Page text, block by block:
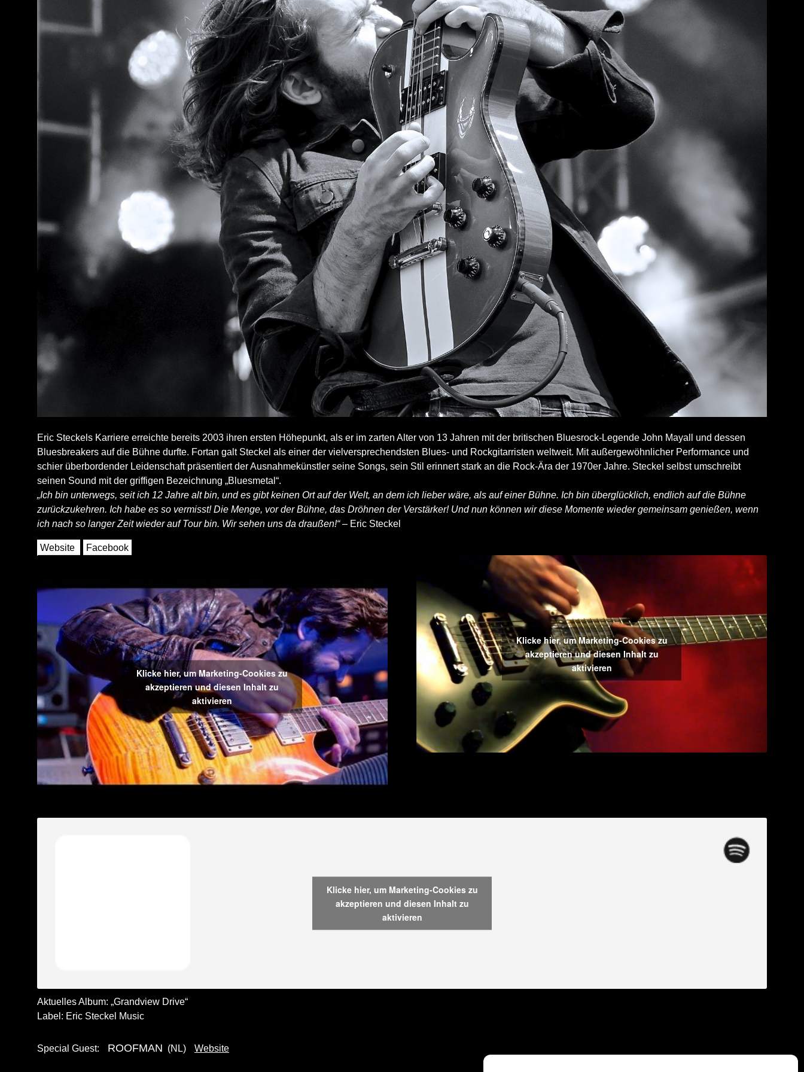
Eric Steckels Karriere erreichte bereits 2003 ihren ersten Höhepunkt, als er im zarten Alter von 13 Jahren mit der britischen Bluesrock-Legende John Mayall und dessen
Bluesbreakers auf die Bühne durfte. Fortan galt Steckel als einer der vielversprechendsten Blues- und Rockgitarristen weltweit. Mit außergewöhnlicher Performance und
schier überbordender Leidenschaft präsentiert der Ausnahmekünstler seine Songs, sein Stil erinnert stark an die Rock-Ära der 1970er Jahre. Steckel selbst umschreibt
seinen Sound mit der griffigen Bezeichnung „Bluesmetal“.
„Ich bin unterwegs, seit ich 12 Jahre alt bin, und es gibt keinen Ort auf der Welt, an dem ich lieber wäre, als auf einer Bühne. Ich bin überglücklich, endlich auf die Bühne
zurückzukehren. Ich habe es so vermisst! Die Menge, vor der Bühne, das Dröhnen der Verstärker! Und nun können wir diese Momente wieder gemeinsam genießen, wenn
ich nach so langer Zeit wieder auf Tour bin. Wir sehen uns da draußen!“– Eric Steckel
Website Facebook
Klicke hier, um Marketing-Cookies zu
akzeptieren und diesen Inhalt zu
aktivieren
Klicke hier, um Marketing-Cookies zu
akzeptieren und diesen Inhalt zu
aktivieren
Klicke hier, um Marketing-Cookies zu
akzeptieren und diesen Inhalt zu
aktivieren
Aktuelles Album: „Grandview Drive“
Label: Eric Steckel Music
Special Guest: ROOFMAN (NL) Website